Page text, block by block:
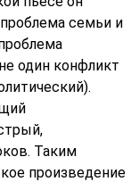
семьи и
один конфликт
Таким
произведение